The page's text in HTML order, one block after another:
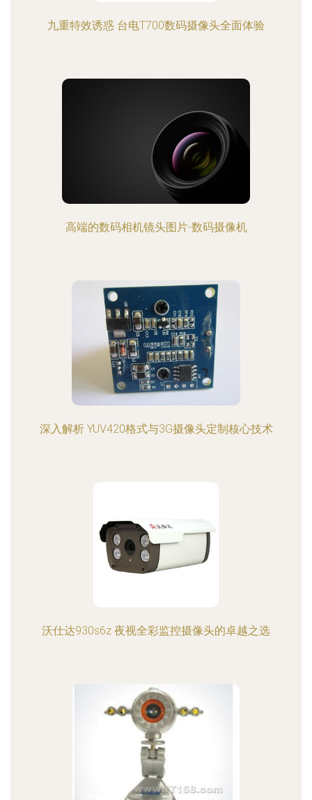
九重特效诱惑 台电T700数码摄像头全面体验
高端的数码相机镜头图片-数码摄像机
深入解析 YUV420格式与3G摄像头定制核心技术
沃仕达930s6z 夜视全彩监控摄像头的卓越之选